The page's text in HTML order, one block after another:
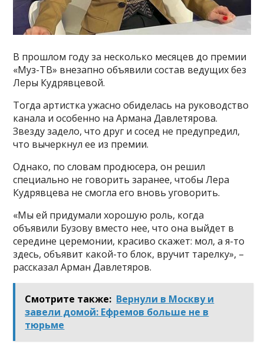
В прошлом году за несколько месяцев до премии
«Муз-ТВ» внезапно объявили состав ведущих без
Леры Кудрявцевой.
Тогда артистка ужасно обиделась на руководство
канала и особенно на Армана Давлетярова.
Звезду задело, что друг и сосед не предупредил,
что вычеркнул ее из премии.
Однако, по словам продюсера, он решил
специально не говорить заранее, чтобы Лера
Кудрявцева не смогла его вновь уговорить.
«Мы ей придумали хорошую роль, когда
объявили Бузову вместо нее, что она выйдет в
середине церемонии, красиво скажет: мол, а я-то
здесь, объявит какой-то блок, вручит тарелку», –
рассказал Арман Давлетяров.
Смотрите также: Вернули в Москву и
завели домой: Ефремов больше не в
тюрьме